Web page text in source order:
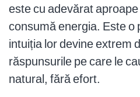
este cu adevărat
consumă energia. Este o
intuiția lor devine extrem
răspunsurile pe care le
natural, fără efort.